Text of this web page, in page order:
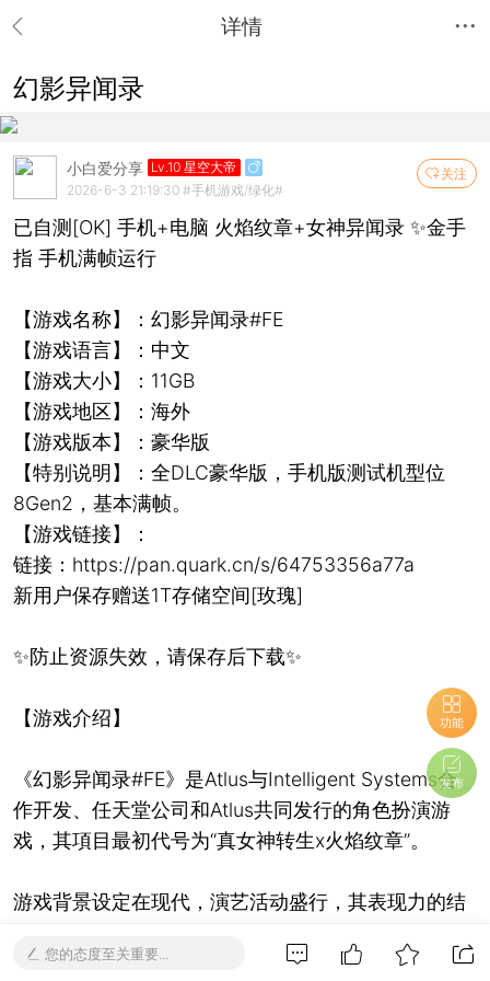
详情
幻影异闻录
关注
小白爱分享 Lv.10 星空大帝
2026-6-3 21:19:30 #手机游戏/绿化#
已自测[OK] 手机+电脑 火焰纹章+女神异闻录 ✨金手
指 手机满帧运行
【游戏名称】：幻影异闻录#FE
【游戏语言】：中文
【游戏大小】：11GB
【游戏地区】：海外
【游戏版本】：豪华版
【特别说明】：全DLC豪华版，手机版测试机型位
8Gen2，基本满帧。
【游戏链接】：
链接：https://pan.quark.cn/s/64753356a77a
新用户保存赠送1T存储空间[玫瑰]
✨防止资源失效，请保存后下载✨
【游戏介绍】
《幻影异闻录#FE》是Atlus与Intelligent Systems合
作开发、任天堂公司和Atlus共同发行的角色扮演游
戏，其項目最初代号为“真女神转生x火焰纹章”。
游戏背景设定在现代，演艺活动盛行，其表现力的结
始袭击城市。
您的态度至关重要...
功能
发布